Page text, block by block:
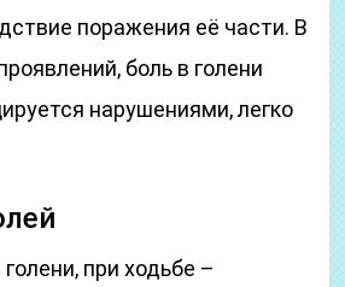
поражения её части. В
боль в голени
нарушениями, легко
при ходьбе –